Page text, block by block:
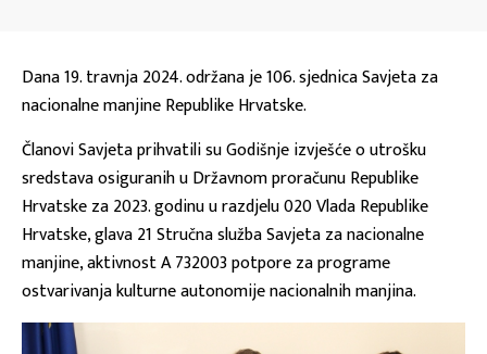
Dana 19. travnja 2024. održana je 106. sjednica Savjeta za
nacionalne manjine Republike Hrvatske.
Članovi Savjeta prihvatili su Godišnje izvješće o utrošku
sredstava osiguranih u Državnom proračunu Republike
Hrvatske za 2023. godinu u razdjelu 020 Vlada Republike
Hrvatske, glava 21 Stručna služba Savjeta za nacionalne
manjine, aktivnost A 732003 potpore za programe
ostvarivanja kulturne autonomije nacionalnih manjina.